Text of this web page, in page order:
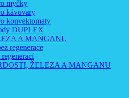
myčky
kávovary
konvektomaty
DUPLEX
A MANGANU
regenerace
ŽELEZA A MANGANU